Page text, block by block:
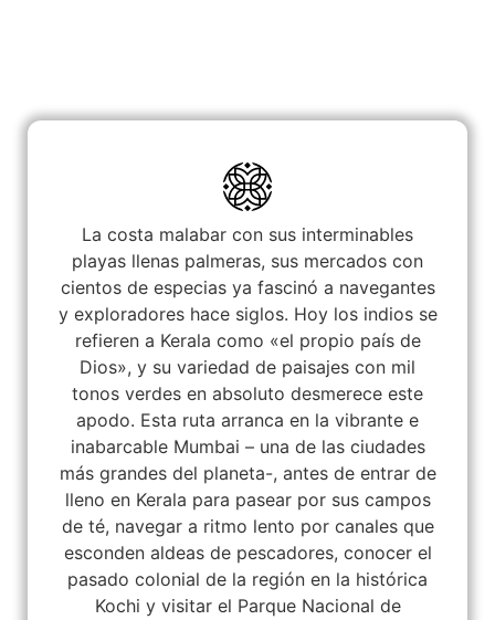
La costa malabar con sus interminables
playas llenas palmeras, sus mercados con
cientos de especias ya fascinó a navegantes
y exploradores hace siglos. Hoy los indios se
refieren a Kerala como «el propio país de
Dios», y su variedad de paisajes con mil
tonos verdes en absoluto desmerece este
apodo. Esta ruta arranca en la vibrante e
inabarcable Mumbai – una de las ciudades
más grandes del planeta-, antes de entrar de
lleno en Kerala para pasear por sus campos
de té, navegar a ritmo lento por canales que
esconden aldeas de pescadores, conocer el
pasado colonial de la región en la histórica
Kochi y visitar el Parque Nacional de